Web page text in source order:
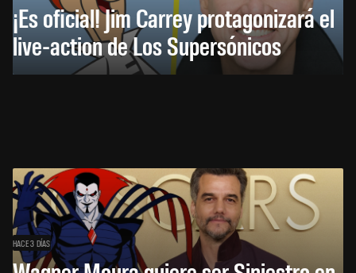
¡Es oficial! Jim Carrey protagonizará el
live-action de Los Supersónicos
HACE 3 DÍAS